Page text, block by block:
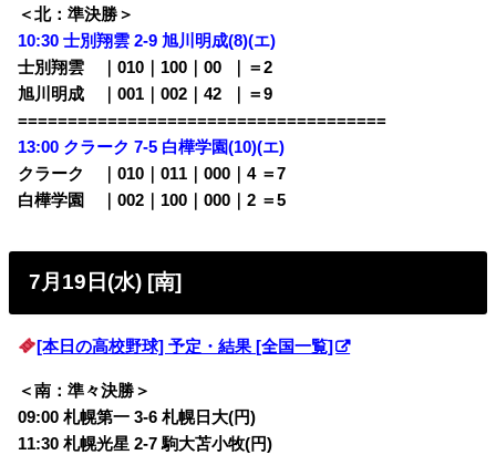
＜北：準決勝＞
10:30 士別翔雲 2-9 旭川明成(8)(エ)
士別翔雲 ｜010｜100｜00
｜＝2
旭川明成 ｜001｜002｜42
｜＝9
=====================================
13:00 クラーク 7-5 白樺学園(10)(エ)
クラーク ｜010｜011｜000｜4 ＝7
白樺学園 ｜002｜100｜000｜2 ＝5
7月19日(水) [南]
[本日の高校野球] 予定・結果 [全国一覧]
＜南：準々決勝＞
09:00 札幌第一 3-6 札幌日大(円)
11:30 札幌光星 2-7 駒大苫小牧(円)